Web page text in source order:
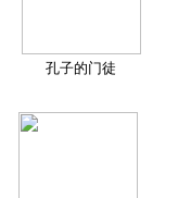
孔子的门徒